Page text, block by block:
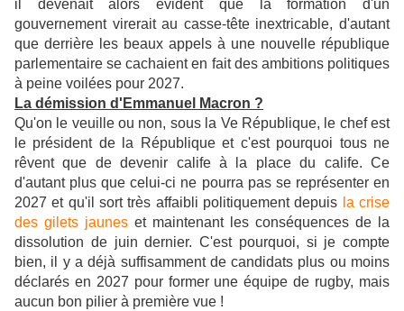
il devenait alors évident que la formation d'un
gouvernement virerait au casse-tête inextricable, d'autant
que derrière les beaux appels à une nouvelle république
parlementaire se cachaient en fait des ambitions politiques
à peine voilées pour 2027.
La démission d'Emmanuel Macron ?
Qu'on le veuille ou non, sous la Ve République, le chef est
le président de la République et c'est pourquoi tous ne
rêvent que de devenir calife à la place du calife. Ce
d'autant plus que celui-ci ne pourra pas se représenter en
2027 et qu'il sort très affaibli politiquement depuis la crise
des gilets jaunes et maintenant les conséquences de la
dissolution de juin dernier. C'est pourquoi, si je compte
bien, il y a déjà suffisamment de candidats plus ou moins
déclarés en 2027 pour former une équipe de rugby, mais
aucun bon pilier à première vue !